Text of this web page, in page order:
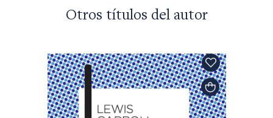
Otros títulos del autor